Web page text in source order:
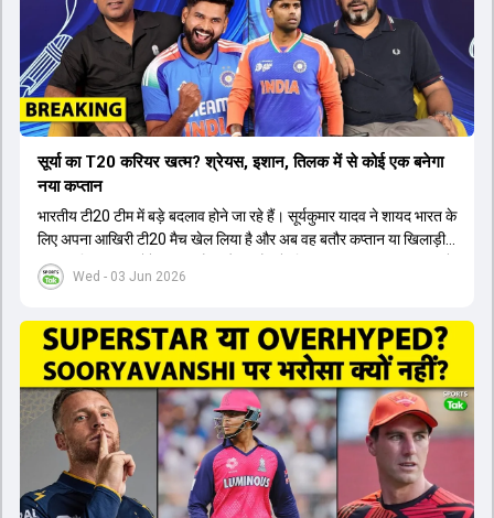
Wed - 03 Jun 2026
सूर्या का T20 करियर खत्म? श्रेयस, इशान, तिलक में से कोई एक बनेगा
नया कप्तान
भारतीय टी20 टीम में बड़े बदलाव होने जा रहे हैं। सूर्यकुमार यादव ने शायद भारत के
लिए अपना आखिरी टी20 मैच खेल लिया है और अब वह बतौर कप्तान या खिलाड़ी
टीम का हिस्सा नहीं होंगे। आयरलैंड और इंग्लैंड के खिलाफ आगामी टी20 सीरीज के
लिए नए कप्तान की तलाश जारी है। इस रेस में श्रेयस अय्यर सबसे आगे चल रहे
पटेल इस रेस में काफी पीछे हैं, जबकि संजू सैमसन और रजत पाटीदार कप्तानी की
दौड़ से बाहर हैं। आगामी सीरीज के लिए वैभव सूर्यवंशी को तीसरे ओपनर के तौर पर
टीम में शामिल किया जाएगा, जबकि अभिषेक शर्मा और संजू सैमसन पहली पसंद
होंगे। इसके अलावा नीतीश रेड्डी को बतौर ऑलराउंडर ज्यादा मौके मिलेंगे। अजीत
अगरकर की अगुवाई वाली चयन समिति और कोच गौतम गंभीर आगामी टी20 वर्ल्ड
कप और 2028 ओलंपिक के लिए लंबी अवधि का विजन लेकर चल रहे हैं।